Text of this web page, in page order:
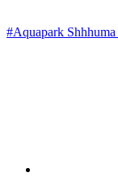
#Aquapark Shhhuma